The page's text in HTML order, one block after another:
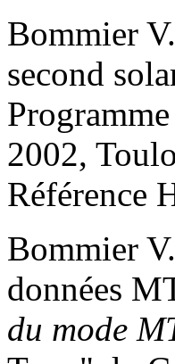
Bommier V.
second
2002,
Référence
Bommier V.
données
du mode